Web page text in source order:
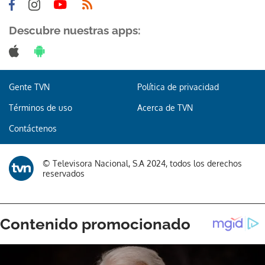
Descubre nuestras apps:
Gente TVN Política de privacidad
Términos de uso Acerca de TVN
Contáctenos
© Televisora Nacional, S.A 2024, todos los derechos
reservados